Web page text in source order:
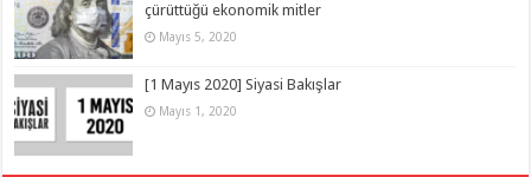
çürüttüğü ekonomik mitler
Mayıs 5, 2020
[1 Mayıs 2020] Siyasi Bakışlar
Mayıs 1, 2020